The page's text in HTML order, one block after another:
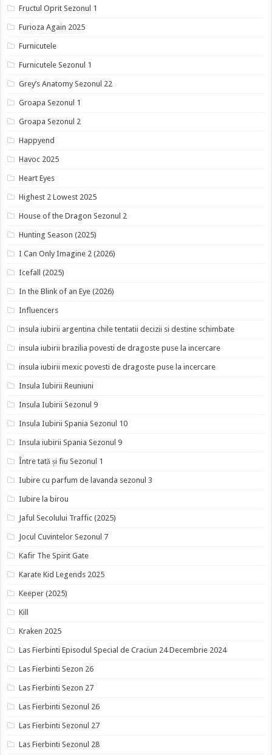
Fructul Oprit Sezonul 1
Furioza Again 2025
Furnicutele
Furnicutele Sezonul 1
Grey’s Anatomy Sezonul 22
Groapa Sezonul 1
Groapa Sezonul 2
Happyend
Havoc 2025
Heart Eyes
Highest 2 Lowest 2025
House of the Dragon Sezonul 2
Hunting Season (2025)
I Can Only Imagine 2 (2026)
Icefall (2025)
In the Blink of an Eye (2026)
Influencers
insula iubirii argentina chile tentatii decizii si destine schimbate
insula iubirii brazilia povesti de dragoste puse la incercare
insula iubirii mexic povesti de dragoste puse la incercare
Insula Iubirii Reuniuni
Insula Iubirii Sezonul 9
Insula Iubirii Spania Sezonul 10
Insula iubirii Spania Sezonul 9
Între tată și fiu Sezonul 1
Iubire cu parfum de lavanda sezonul 3
Iubire la birou
Jaful Secolului Traffic (2025)
Jocul Cuvintelor Sezonul 7
Kafir The Spirit Gate
Karate Kid Legends 2025
Keeper (2025)
Kill
Kraken 2025
Las Fierbinti Episodul Special de Craciun 24 Decembrie 2024
Las Fierbinti Sezon 26
Las Fierbinti Sezon 27
Las Fierbinti Sezonul 26
Las Fierbinti Sezonul 27
Las Fierbinti Sezonul 28